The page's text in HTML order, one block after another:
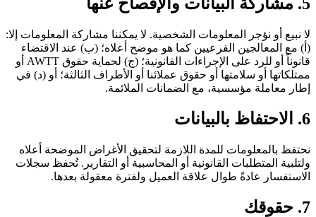
لا نبيع أو نؤجر المعلومات الشخصية. لا يمكننا مشاركة المعلومات إلا:
(أ) مع المعالجين الفرعيين كما هو موضح أعلاه؛ (ب) عند الاقتضاء
قانوناً أو للرد على الإجراءات القانونية؛ (ج) لحماية حقوق AWTT أو
ممتلكاتها أو سلامتها أو حقوق عملائنا أو الأطراف الثالثة؛ أو (د) في
إطار معاملة مؤسسية، مع الضمانات الملائمة.
6. الاحتفاظ بالبيانات
نحتفظ بالمعلومات للمدة اللازمة لتحقيق الأغراض الموضحة أعلاه
ولتلبية المتطلبات القانونية أو المحاسبية أو التقارير. تُحفظ سجلات
الاستفسار عادةً طوال علاقة العميل ولفترة معقولة بعدها.
7. حقوقك